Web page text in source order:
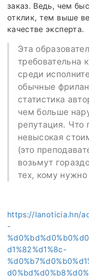
заказ. Ведь, чем
отклик, тем выше
качестве эксперта.
Эта
требовательна
среди
обычные
статистика
чем больше
репутация. Что
невысокая
(это
возьмут
тех, кому нужно
https://lanoticia.hn/
-
d1%82%d1%8c-